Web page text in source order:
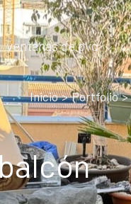
ventanas de pvc
Inicio Portfolio